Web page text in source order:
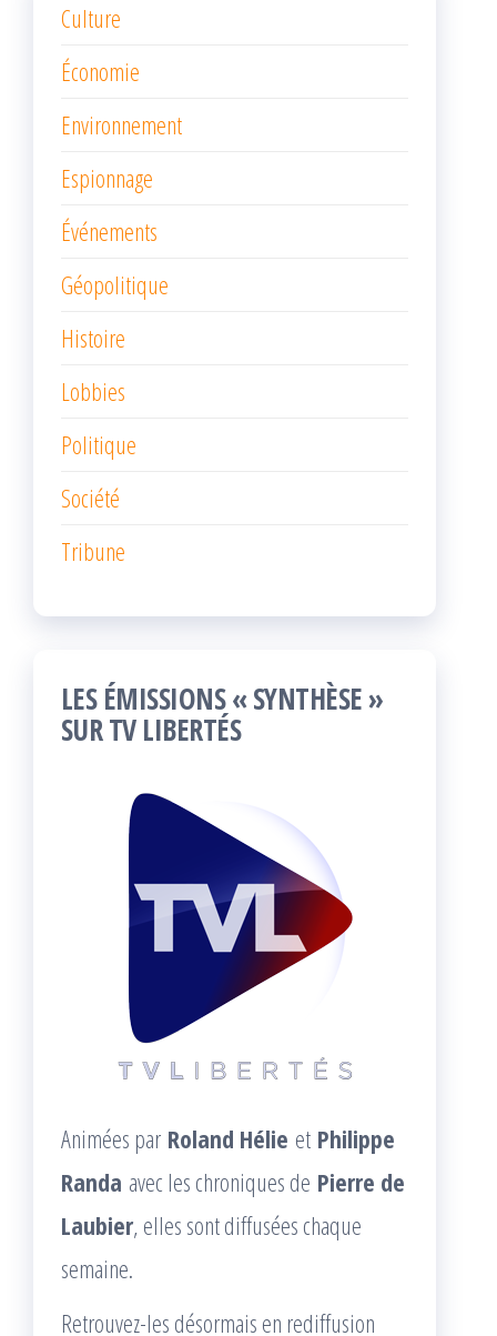
Culture
Économie
Environnement
Espionnage
Événements
Géopolitique
Histoire
Lobbies
Politique
Société
Tribune
LES ÉMISSIONS « SYNTHÈSE »
SUR TV LIBERTÉS
Animées par Roland Hélie et Philippe
Randa avec les chroniques de Pierre de
Laubier, elles sont diffusées chaque
semaine.
Retrouvez-les désormais en rediffusion